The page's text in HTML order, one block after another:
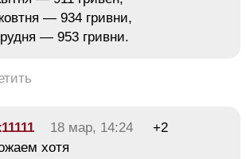
— 934 гривни,
— 953 гривни.
18 мар, 14:24
+2
хотя